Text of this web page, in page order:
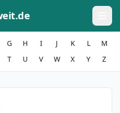
G H I J K L
M
T U V W X Y Z